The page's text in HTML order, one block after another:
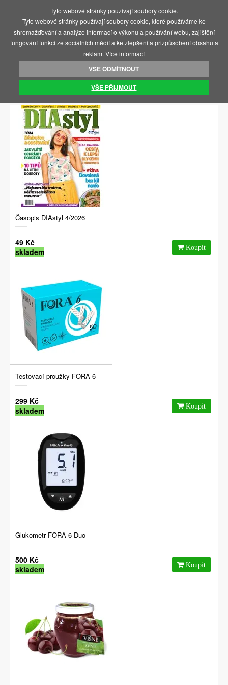
Časopis DIAstyl 4/2026
49 Kč
skladem
Testovací proužky FORA 6
299 Kč
skladem
Glukometr FORA 6 Duo
500 Kč
skladem
Tyto webové stránky používají soubory cookie.
Tyto webové stránky používají soubory cookie, které používáme ke
shromažďování a analýze informací o výkonu a používání webu, zajištění
fungování funkcí ze sociálních médií a ke zlepšení a přizpůsobení obsahu a
reklam. Více informací
VŠE ODMÍTNOUT
VŠE PŘIJMOUT